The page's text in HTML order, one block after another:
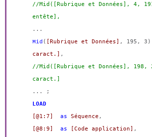
//Mid([Rubrique et Données], 4,
entête],
...
Mid ( [Rubrique et Données] , 195, 3)
caract.] ,
//Mid([Rubrique et Données], 198,
caract.]
... ;
LOAD
[@1:7]
as Séquence ,
[@8:9]
as [Code application] ,